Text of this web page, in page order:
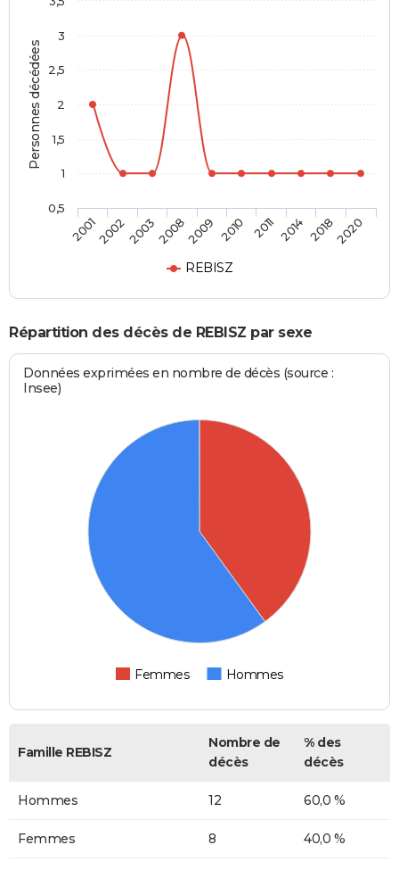
Personnes décédées
REBISZ
20012002200320082009 2010 2011 2014 20182020
0,5
1
1,5
2
2,5
3
Répartition des décès de REBISZ par sexe
Données exprimées en nombre de décès (source :
Insee)
Femmes Hommes
Famille REBISZ
Nombre de
décès
% des
décès
Hommes 12 60,0 %
Femmes 8 40,0 %